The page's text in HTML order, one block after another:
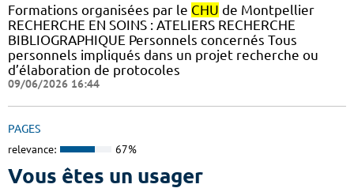
Formations organisées par le CHU de Montpellier
RECHERCHE EN SOINS : ATELIERS RECHERCHE
BIBLIOGRAPHIQUE Personnels concernés Tous
personnels impliqués dans un projet recherche ou
d’élaboration de protocoles
09/06/2026 16:44
PAGES
relevance: 67%
Vous êtes un usager